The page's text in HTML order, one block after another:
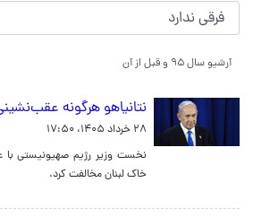
آرشیو سال ۹۵ و قبل از آن
نتانیاهو هرگونه
۲۸ خرداد ۱۴۰۵، ۱۷:۵۰
نخست وزیر رژیم صهیونیستی با
خاک لبنان مخالفت کرد.